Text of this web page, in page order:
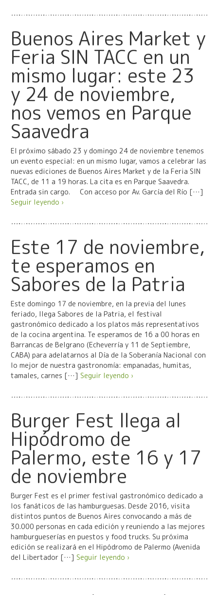
Buenos Aires Market y
Feria SIN TACC en un
mismo lugar: este 23
y 24 de noviembre,
nos vemos en Parque
Saavedra
El próximo sábado 23 y domingo 24 de noviembre tenemos
un evento especial: en un mismo lugar, vamos a celebrar las
nuevas ediciones de Buenos Aires Market y de la Feria SIN
TACC, de 11 a 19 horas. La cita es en Parque Saavedra.
Entrada sin cargo. Con acceso por Av. García del Río […]
Seguir leyendo ›
Este 17 de noviembre,
te esperamos en
Sabores de la Patria
Este domingo 17 de noviembre, en la previa del lunes
feriado, llega Sabores de la Patria, el festival
gastronómico dedicado a los platos más representativos
de la cocina argentina. Te esperamos de 16 a 00 horas en
Barrancas de Belgrano (Echeverría y 11 de Septiembre,
CABA) para adelatarnos al Día de la Soberanía Nacional con
lo mejor de nuestra gastronomía: empanadas, humitas,
tamales, carnes […] Seguir leyendo ›
Burger Fest llega al
Hipódromo de
Palermo, este 16 y 17
de noviembre
Burger Fest es el primer festival gastronómico dedicado a
los fanáticos de las hamburguesas. Desde 2016, visita
distintos puntos de Buenos Aires convocando a más de
30.000 personas en cada edición y reuniendo a las mejores
hamburgueserías en puestos y food trucks. Su próxima
edición se realizará en el Hipódromo de Palermo (Avenida
del Libertador […] Seguir leyendo ›